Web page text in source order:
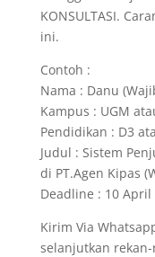
KONSULTASI.
ini.
Contoh :
Nama : Danu
Kampus : UGM
Pendidikan : D3
Judul : Sistem
di PT.Agen Kipas
Deadline : 10
Kirim Via
selanjutkan